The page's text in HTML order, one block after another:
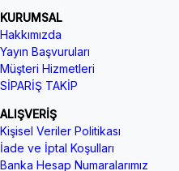
KURUMSAL
Hakkımızda
Yayın Başvuruları
Müşteri Hizmetleri
SİPARİŞ TAKİP
ALIŞVERİŞ
Kişisel Veriler Politikası
İade ve İptal Koşulları
Banka Hesap Numaralarımız